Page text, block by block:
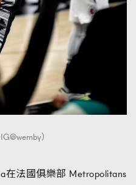
）
在法國俱樂部 Metropolitans